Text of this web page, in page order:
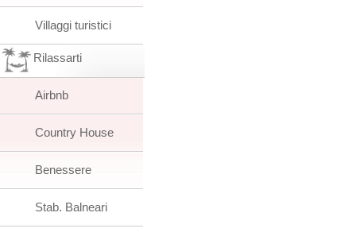
Villaggi turistici
Rilassarti
Airbnb
Country House
Benessere
Stab. Balneari